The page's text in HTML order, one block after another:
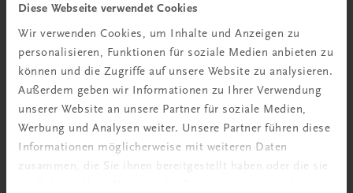
Diese Webseite verwendet Cookies
Wir verwenden Cookies, um Inhalte und Anzeigen zu
personalisieren, Funktionen für soziale Medien anbieten zu
können und die Zugriffe auf unsere Website zu analysieren.
Außerdem geben wir Informationen zu Ihrer Verwendung
unserer Website an unsere Partner für soziale Medien,
Werbung und Analysen weiter. Unsere Partner führen diese
Informationen möglicherweise mit weiteren Daten
zusammen, die Sie ihnen bereitgestellt haben oder die sie
Wir über uns
Wir sind ein österreichisches Familienunternehmen mit
75 Mitarbeiterinnen und Mitarbeitern, die eines verbindet:
Begeisterung für unsere Produkte.
mehr erfahren